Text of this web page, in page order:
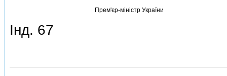
Прем'єр-мiнiстр України
Iнд. 67